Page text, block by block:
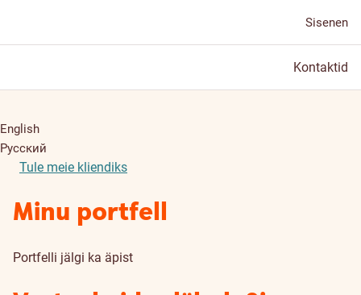
Sisenen
Kontaktid
English
Русский
Tule meie kliendiks
Minu portfell
Portfelli jälgi ka äpist